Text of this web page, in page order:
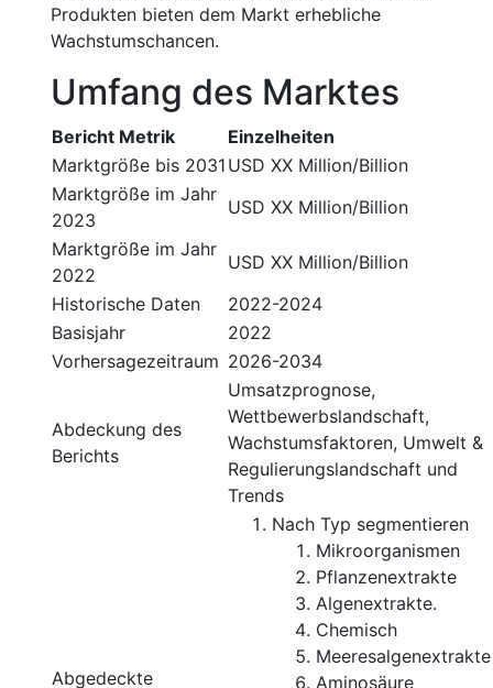
Produkten bieten dem Markt erhebliche
Wachstumschancen.
Umfang des Marktes
Bericht Metrik
Einzelheiten
Marktgröße bis 2031 USD XX Million/Billion
Marktgröße im Jahr
2023
USD XX Million/Billion
Marktgröße im Jahr
2022
USD XX Million/Billion
Historische Daten
2022-2024
Basisjahr
2022
Vorhersagezeitraum 2026-2034
Abdeckung des
Berichts
Umsatzprognose,
Wettbewerbslandschaft,
Wachstumsfaktoren, Umwelt &
Regulierungslandschaft und
Trends
Abgedeckte
Nach Typ segmentieren
Mikroorganismen
Pflanzenextrakte
Algenextrakte.
Chemisch
Meeresalgenextrakte
Aminosäure